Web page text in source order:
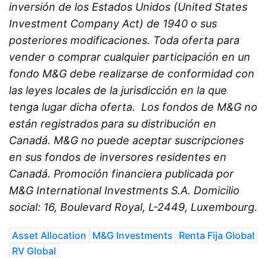
inversión de los Estados Unidos (United States
Investment Company Act) de 1940 o sus
posteriores modificaciones. Toda oferta para
vender o comprar cualquier participación en un
fondo M&G debe realizarse de conformidad con
las leyes locales de la jurisdicción en la que
tenga lugar dicha oferta. Los fondos de M&G no
están registrados para su distribución en
Canadá. M&G no puede aceptar suscripciones
en sus fondos de inversores residentes en
Canadá. Promoción financiera publicada por
M&G International Investments S.A. Domicilio
social: 16, Boulevard Royal, L-2449, Luxembourg.
Asset Allocation M&G Investments Renta Fija Global
RV Global